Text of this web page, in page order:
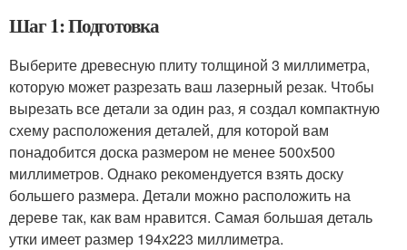
Шаг 1: Подготовка
Выберите древесную плиту толщиной 3 миллиметра,
которую может разрезать ваш лазерный резак. Чтобы
вырезать все детали за один раз, я создал компактную
схему расположения деталей, для которой вам
понадобится доска размером не менее 500х500
миллиметров. Однако рекомендуется взять доску
большего размера. Детали можно расположить на
дереве так, как вам нравится. Самая большая деталь
утки имеет размер 194х223 миллиметра.